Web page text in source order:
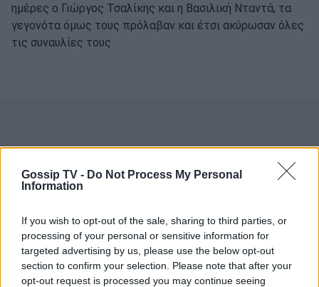
Gossip TV - Do Not Process My Personal
Information
If you wish to opt-out of the sale, sharing to third parties, or
processing of your personal or sensitive information for
targeted advertising by us, please use the below opt-out
section to confirm your selection. Please note that after your
opt-out request is processed you may continue seeing
ημέρες ο Γιώργος Τσαλίκης και η Βασιλική Νταντά, τα
γεγονότα όμως τους πρόλαβαν και έτσι ακύρωσαν όλες
τις συναυλίες τους